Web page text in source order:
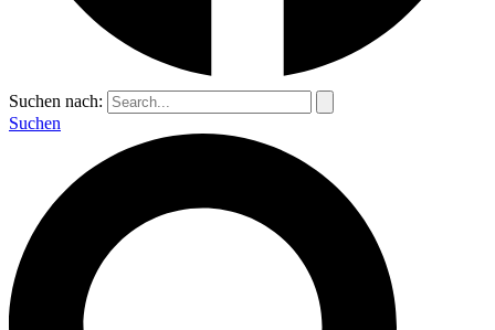
Suchen nach:
Suchen